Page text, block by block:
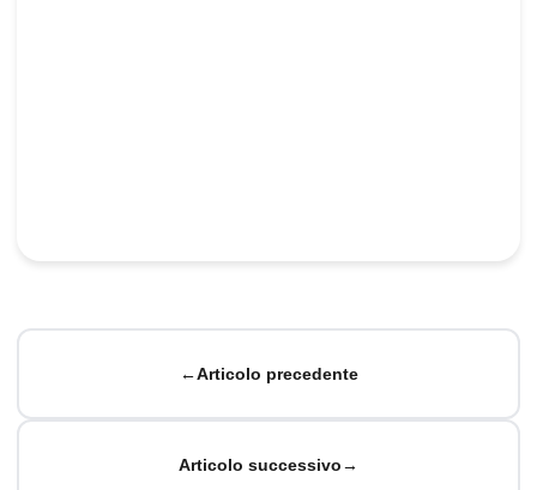
←Articolo precedente
Articolo successivo→